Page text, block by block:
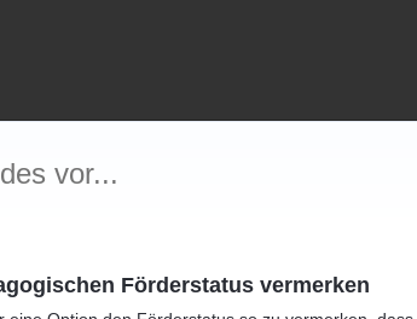
vor...
Förderstatus vermerken